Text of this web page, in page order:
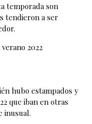
temporada son
tendieron a ser
hubo estampados y
que iban en otras
inusual.